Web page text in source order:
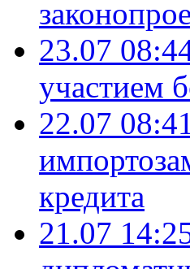
23.07
участием
22.07 08:41
кредита
21.07